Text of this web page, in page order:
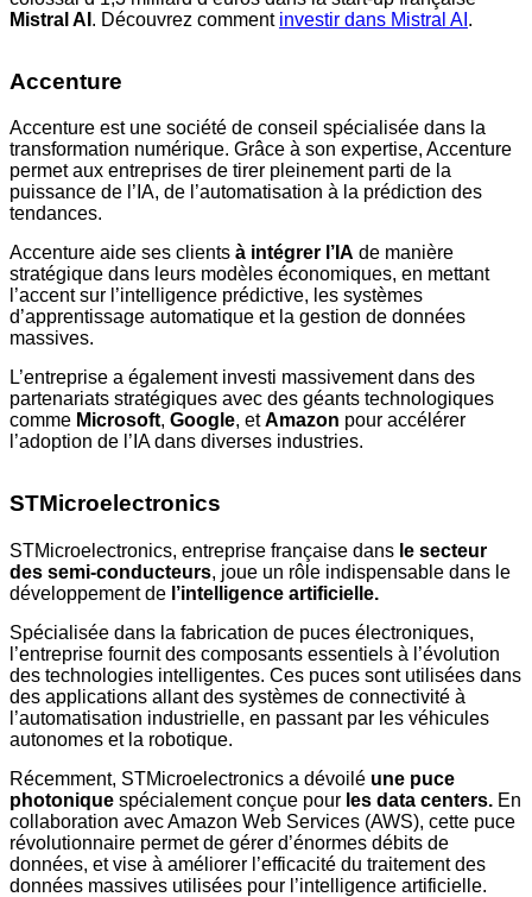
Mistral AI . Découvrez comment investir dans Mistral AI .
Accenture
Accenture est une société de conseil spécialisée dans la
transformation numérique. Grâce à son expertise, Accenture
permet aux entreprises de tirer pleinement parti de la
puissance de l’IA, de l’automatisation à la prédiction des
tendances.
Accenture aide ses clients à intégrer l’IA de manière
stratégique dans leurs modèles économiques, en mettant
l’accent sur l’intelligence prédictive, les systèmes
d’apprentissage automatique et la gestion de données
massives.
L’entreprise a également investi massivement dans des
partenariats stratégiques avec des géants technologiques
comme Microsoft, Google, etAmazon pour accélérer
l’adoption de l’IA dans diverses industries.
STMicroelectronics
STMicroelectronics, entreprise française dans le secteur
des semi-conducteurs, joue un rôle indispensable dans le
développement de l’intelligence artificielle.
Spécialisée dans la fabrication de puces électroniques,
l’entreprise fournit des composants essentiels à l’évolution
des technologies intelligentes. Ces puces sont utilisées dans
des applications allant des systèmes de connectivité à
l’automatisation industrielle, en passant par les véhicules
autonomes et la robotique.
Récemment, STMicroelectronics a dévoilé une puce
photonique spécialement conçue pour les data centers. En
collaboration avec Amazon Web Services (AWS), cette puce
révolutionnaire permet de gérer d’énormes débits de
données, et vise à améliorer l’efficacité du traitement des
données massives utilisées pour l’intelligence artificielle.